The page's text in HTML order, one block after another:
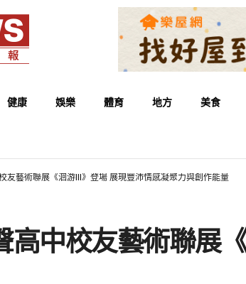
健康 娛樂 體育 地方 美食
友藝術聯展《洄游III》登場 展現豐沛情感凝聚力與創作能量
高中校友藝術聯展